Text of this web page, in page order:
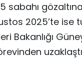
gözaltına
2025’te ise
Bakanlığı